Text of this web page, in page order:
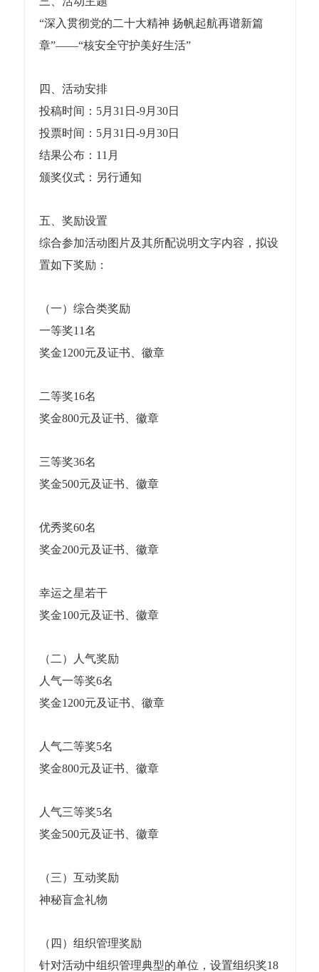
“深入贯彻党的二十大精神 扬帆起航再谱新篇
章”——“核安全守护美好生活”
四、活动安排
投稿时间：5月31日-9月30日
投票时间：5月31日-9月30日
结果公布：11月
颁奖仪式：另行通知
五、奖励设置
综合参加活动图片及其所配说明文字内容，拟设
置如下奖励：
（一）综合类奖励
一等奖11名
奖金1200元及证书、徽章
二等奖16名
奖金800元及证书、徽章
三等奖36名
奖金500元及证书、徽章
优秀奖60名
奖金200元及证书、徽章
幸运之星若干
奖金100元及证书、徽章
（二）人气奖励
人气一等奖6名
奖金1200元及证书、徽章
人气二等奖5名
奖金800元及证书、徽章
人气三等奖5名
奖金500元及证书、徽章
（三）互动奖励
神秘盲盒礼物
（四）组织管理奖励
针对活动中组织管理典型的单位，设置组织奖18